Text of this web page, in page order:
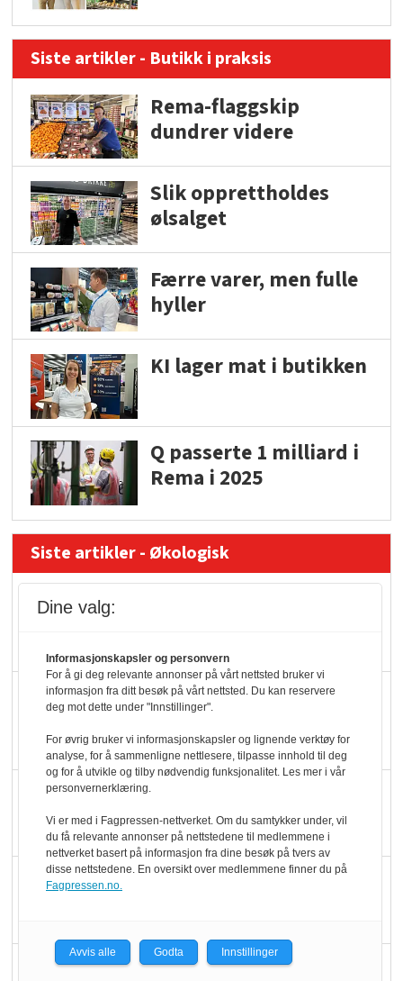
Siste artikler - Butikk i praksis
Rema-flaggskip
dundrer videre
Slik opprettholdes
ølsalget
Færre varer, men fulle
hyller
KI lager mat i butikken
Q passerte 1 milliard i
Rema i 2025
Siste artikler - Økologisk
melkemangel
Marit Kolby vant
hederspris
Blir enklere å velge
økologisk i butikkhylla
Rapport: Økokundene
Dine valg:
Informasjonskapsler og personvern
For å gi deg relevante annonser på vårt nettsted bruker vi
informasjon fra ditt besøk på vårt nettsted. Du kan reservere
deg mot dette under "Innstillinger".
For øvrig bruker vi informasjonskapsler og lignende verktøy for
analyse, for å sammenligne nettlesere, tilpasse innhold til deg
og for å utvikle og tilby nødvendig funksjonalitet. Les mer i vår
personvernerklæring.
Vi er med i Fagpressen-nettverket. Om du samtykker under, vil
du få relevante annonser på nettstedene til medlemmene i
nettverket basert på informasjon fra dine besøk på tvers av
disse nettstedene. En oversikt over medlemmene finner du på
Fagpressen.no.
Avvis alle Godta Innstillinger